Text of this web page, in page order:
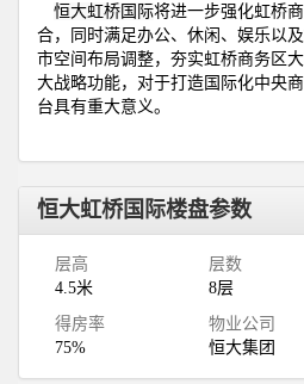
恒大虹桥国际将进一步强化虹桥
合，同时满足办公、休闲、娱乐以
市空间布局调整，夯实虹桥商务区
大战略功能，对于打造国际化中央
台具有重大意义。
恒大虹桥国际楼盘参数
层高
4.5米
层数
8层
得房率
75%
物业公司
恒大集团